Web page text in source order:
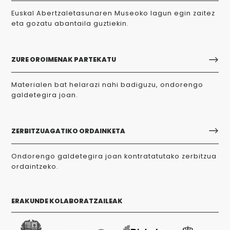
Euskal Abertzaletasunaren Museoko lagun egin zaitez
eta gozatu abantaila guztiekin.
ZURE OROIMENAK PARTEKATU
Materialen bat helarazi nahi badiguzu, ondorengo
galdetegira joan.
ZERBITZUAGATIKO ORDAINKETA
Ondorengo galdetegira joan kontratatutako zerbitzua
ordaintzeko.
ERAKUNDE KOLABORATZAILEAK